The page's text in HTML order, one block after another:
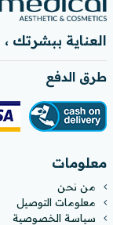
العناية ببشرتك
طرق الدفع
معلومات
من نحن
معلومات التوصيل
سياسة الخصوصية